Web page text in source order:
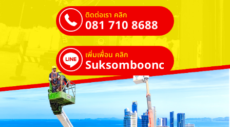
ติดต่อเรา คลิก
081 710 8688
เพิ่มเพื่อน คลิก
Suksombooncrane